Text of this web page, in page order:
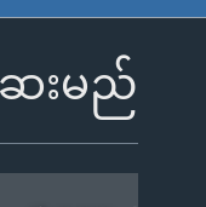
ေးမည်